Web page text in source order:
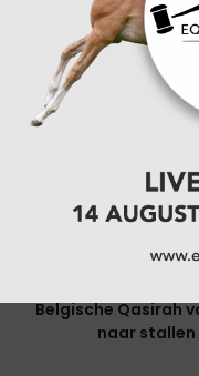
Marie De
Turnhout!
Belgische Qasirah
naar stallen